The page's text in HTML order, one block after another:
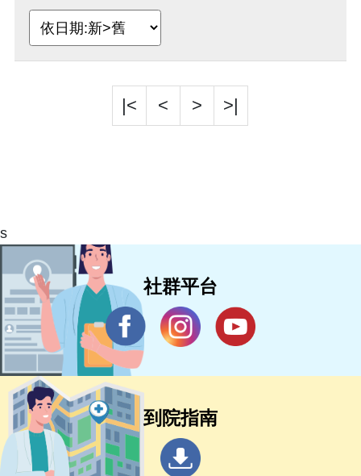
|< < > >|
s
社群平台
到院指南